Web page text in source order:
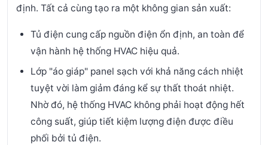
định. Tất cả cùng tạo ra một không gian sản xuất:
Tủ điện cung cấp nguồn điện ổn định, an toàn để
vận hành hệ thống HVAC hiệu quả.
Lớp "áo giáp" panel sạch với khả năng cách nhiệt
tuyệt vời làm giảm đáng kể sự thất thoát nhiệt.
Nhờ đó, hệ thống HVAC không phải hoạt động hết
công suất, giúp tiết kiệm lượng điện được điều
phối bởi tủ điện.